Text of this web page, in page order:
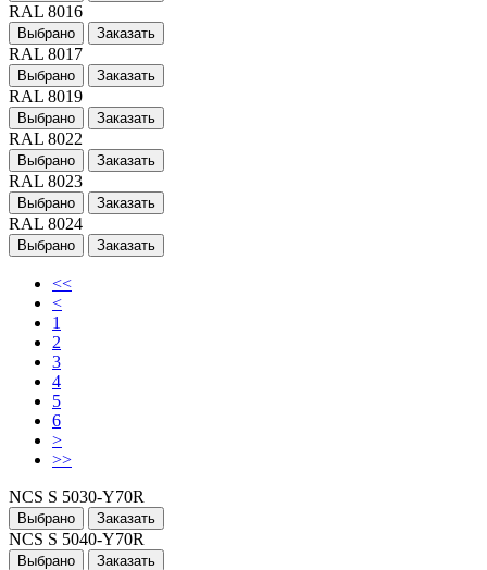
RAL 8016
Выбрано Заказать
RAL 8017
Выбрано Заказать
RAL 8019
Выбрано Заказать
RAL 8022
Выбрано Заказать
RAL 8023
Выбрано Заказать
RAL 8024
Выбрано Заказать
<<
<
1
2
3
4
5
6
>
>>
NCS S 5030-Y70R
Выбрано Заказать
NCS S 5040-Y70R
Выбрано Заказать